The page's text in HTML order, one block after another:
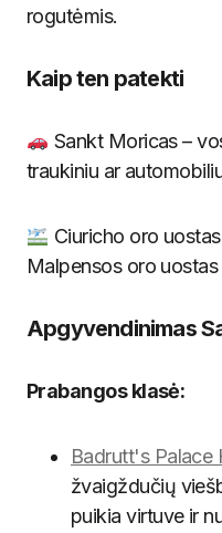
rogutėmis.
Kaip ten patekti
Sankt Moricas –
traukiniu ar
Ciuricho oro
Malpensos oro uostas
Apgyvendinimas
Prabangos klasė:
Badrutt's Palace
žvaigždučių
puikia virtuve ir